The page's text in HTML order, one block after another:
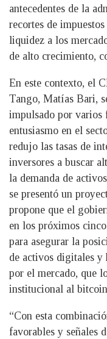
antecedentes de la
recortes de
liquidez a los
de alto crecimiento,
En este contexto, el
Tango, Matías Bari,
impulsado por varios
entusiasmo en el
redujo las tasas de
inversores a buscar
la demanda de
se presentó un
propone que el
en los próximos
para asegurar la
de activos digitales y
por el mercado, que
institucional al
“Con esta
favorables y señales